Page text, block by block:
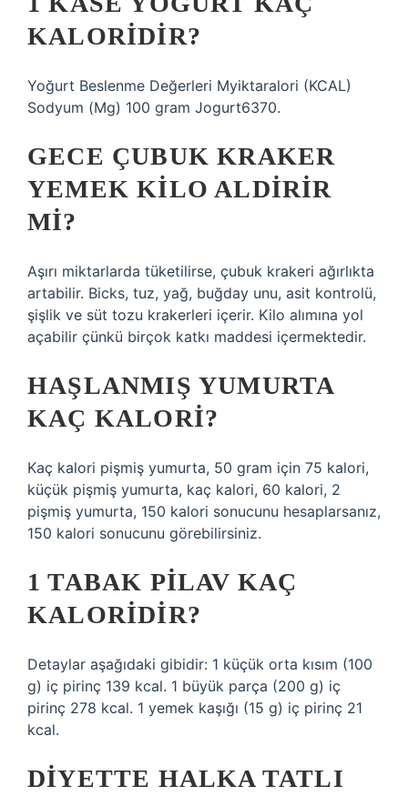
KALORIDIR?
Yoğurt Beslenme Değerleri Myiktaralori (KCAL)
Sodyum (Mg) 100 gram Jogurt6370.
GECE ÇUBUK KRAKER
YEMEK KILO ALDIRIR
MI?
Aşırı miktarlarda tüketilirse, çubuk krakeri ağırlıkta
artabilir. Bicks, tuz, yağ, buğday unu, asit kontrolü,
şişlik ve süt tozu krakerleri içerir. Kilo alımına yol
açabilir çünkü birçok katkı maddesi içermektedir.
HAŞLANMIŞ YUMURTA
KAÇ KALORI?
Kaç kalori pişmiş yumurta, 50 gram için 75 kalori,
küçük pişmiş yumurta, kaç kalori, 60 kalori, 2
pişmiş yumurta, 150 kalori sonucunu hesaplarsanız,
150 kalori sonucunu görebilirsiniz.
1 TABAK PILAV KAÇ
KALORIDIR?
Detaylar aşağıdaki gibidir: 1 küçük orta kısım (100
g) iç pirinç 139 kcal. 1 büyük parça (200 g) iç
pirinç 278 kcal. 1 yemek kaşığı (15 g) iç pirinç 21
kcal.
DIYETTE HALKA TATLI